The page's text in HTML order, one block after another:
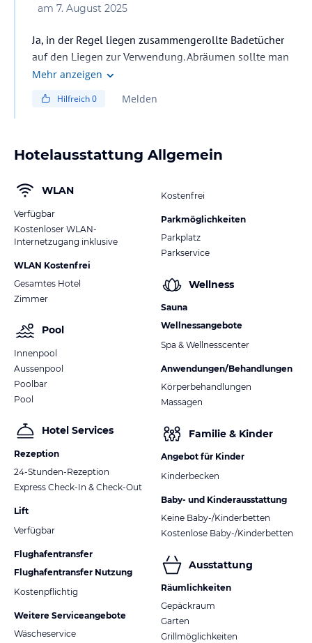
am 7. August 2025
Ja, in der Regel liegen zusammengerollte Badetücher
auf den Liegen zur Verwendung. Abräumen sollte man
diese später selbst. Ist scheinbar nicht jedem bewusst.
Mehr anzeigen
Hilfreich0 Melden
Hotelausstattung Allgemein
WLAN
Verfügbar
Kostenloser WLAN-
Internetzugang inklusive
WLAN Kostenfrei
Gesamtes Hotel
Zimmer
Pool
Innenpool
Aussenpool
Poolbar
Pool
Hotel Services
Rezeption
24-Stunden-Rezeption
Express Check-In & Check-Out
Lift
Verfügbar
Flughafentransfer
Flughafentransfer Nutzung
Kostenpflichtig
Weitere Serviceangebote
Wäscheservice
Kostenfrei
Parkmöglichkeiten
Parkplatz
Parkservice
Wellness
Sauna
Wellnessangebote
Spa & Wellnesscenter
Anwendungen/Behandlungen
Körperbehandlungen
Massagen
Familie & Kinder
Angebot für Kinder
Kinderbecken
Baby- und Kinderausstattung
Keine Baby-/Kinderbetten
Kostenlose Baby-/Kinderbetten
Ausstattung
Räumlichkeiten
Gepäckraum
Garten
Grillmöglichkeiten